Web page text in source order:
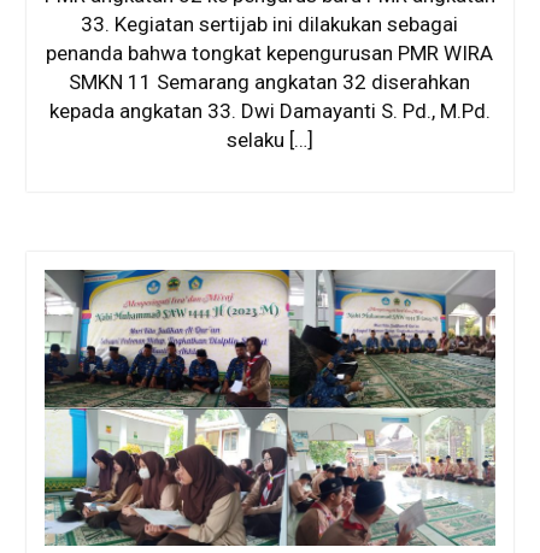
33. Kegiatan sertijab ini dilakukan sebagai
penanda bahwa tongkat kepengurusan PMR WIRA
SMKN 11 Semarang angkatan 32 diserahkan
kepada angkatan 33. Dwi Damayanti S. Pd., M.Pd.
selaku […]